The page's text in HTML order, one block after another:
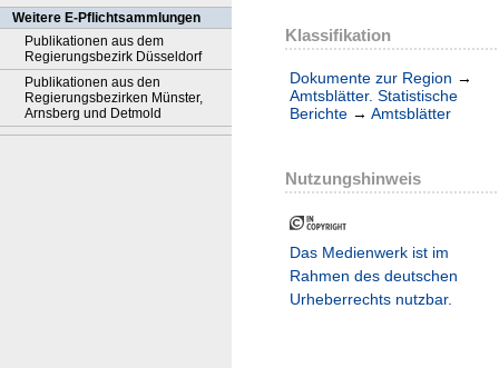
Weitere E-Pflichtsammlungen
Publikationen aus dem
Regierungsbezirk Düsseldorf
Publikationen aus den
Regierungsbezirken Münster,
Arnsberg und Detmold
Klassifikation
Dokumente zur Region →
Amtsblätter. Statistische
Berichte → Amtsblätter
Nutzungshinweis
Das Medienwerk ist im
Rahmen des deutschen
Urheberrechts nutzbar.